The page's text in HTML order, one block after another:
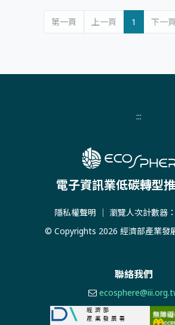
第一頁 上一頁 1 下一頁
:::
電子資訊業低碳轉型
隱私權聲明 ｜ 瀏覽人次計數器：
© Copyrights 2026 經濟部產業發
聯絡我們